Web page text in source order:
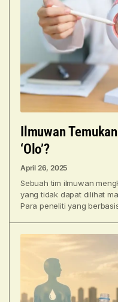
Ilmuwan
‘Olo’?
April 26, 2025
Sebuah tim ilmuwan
yang tidak dapat dilihat
Para peneliti yang